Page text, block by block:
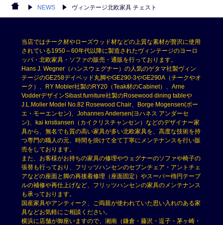
NEWS ヴィンテージ北欧家具 チェスト
当店ではチーク材やローズウッド材などの上質な素材が贅沢に使用
されている1950～60年代以降に製造されたヴィンテージのヨーロ
ッパ・北欧家具・ソファの販売・通販を行っております。
Hans J. Wegner（ハンスウェグナー）の人気のゲタマ社製ヴィン
テージのGE258デイベッド丸脚やGE290-3やGE290A（チークやオ
ーク）、RY Mobler社製のRY20（Teak材のCabinet）、Arne
VodderデザインSibast furniture社製のRosewood dining tableや
J.L.Moller Model No.82 Rosewood Chair、Borge Mogensen(ボー
エ・モーエンセン)、Johannes Andersen(ヨハネス アンダーセ
ン)、kai kristiansen（カイクリスチャンセン）などのデザイナー家
具から、無名でも質の高い家具が多い北欧家具を、高度な技術を持
つ専門の職人の元、時間を掛けて全て丁寧にメンテナンスを行い販
売をしております。
また、お客様がお持ちの家具の修理やウェグナーのソファや椅子の
張替も行っており、フリッツハンセンのセブンチェア・アントチェ
アなどの座面と脚の再接着修理（座面固定）やスーパー楕円テーブ
ルの補修や再仕上げなど、フリッツハンセンの家具のメンテナンス
も承っております。
国産家具やアンティーク、ご両親が使われていた思い入れのある家
具などお気軽にご相談ください。
横浜に店舗が御座いますので、湘南（鎌倉・藤沢・逗子・茅ヶ崎・